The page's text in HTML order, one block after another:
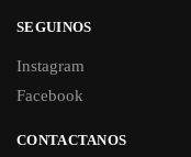
SEGUINOS
Instagram
Facebook
CONTACTANOS